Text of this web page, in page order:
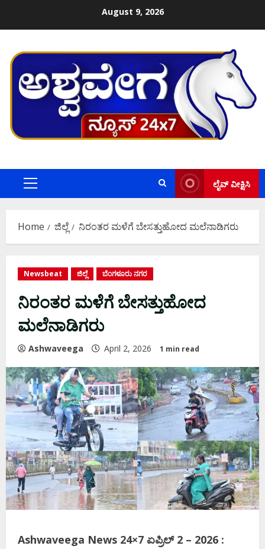
August 9, 2026
Primary
ಲೈವ್ ವೀಕ್ಷಿಸಿ
Home ಜಿಲ್ಲೆ ನಿರಂತರ ಮಳೆಗೆ ಬೇಸತ್ತುಹೋದ ಮಲೆನಾಡಿಗರು
Newsbeat ಜಿಲ್ಲೆ ಬೆಂಗಳೂರು ನಗರ
ನಿರಂತರ ಮಳೆಗೆ ಬೇಸತ್ತುಹೋದ
ಮಲೆನಾಡಿಗರು
Ashwaveega April 2, 2026 1 min read
Ashwaveega News 24×7 ಏಪ್ರಿಲ್‌ 2 – 2026 :